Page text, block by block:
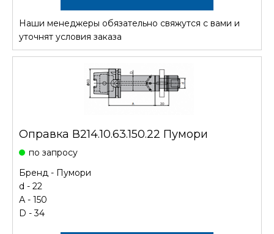
СТОИМОСТЬ
Наши менеджеры обязательно свяжутся с вами и
уточнят условия заказа
Оправка В214.10.63.150.22 Пумори
по запросу
Бренд - Пумори
d - 22
А - 150
D - 34